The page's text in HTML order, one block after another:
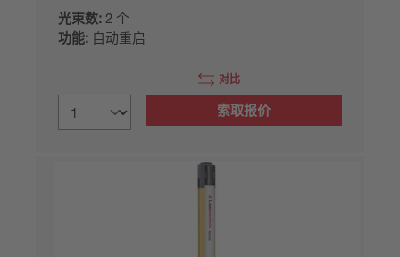
光束数: 2 个
功能: 自动重启
对比
索取报价